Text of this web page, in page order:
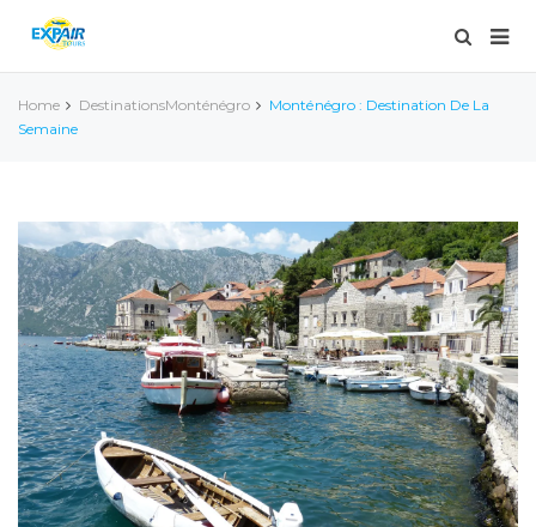
Home DestinationsMonténégro
Monténégro : Destination De La
Semaine